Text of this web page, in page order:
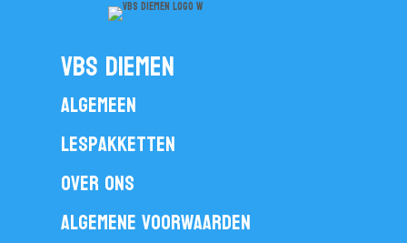
vbs diemen
Algemeen
Lespakketten
Over ons
Algemene voorwaarden